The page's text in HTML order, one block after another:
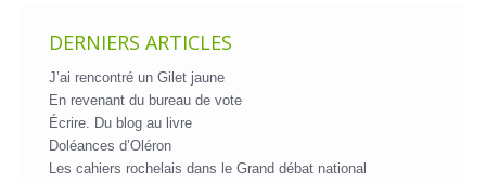
DERNIERS ARTICLES
J’ai rencontré un Gilet jaune
En revenant du bureau de vote
Écrire. Du blog au livre
Doléances d’Oléron
Les cahiers rochelais dans le Grand débat national